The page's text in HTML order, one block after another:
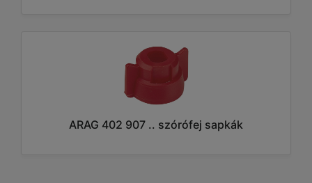
ARAG 402 907 .. szórófej sapkák